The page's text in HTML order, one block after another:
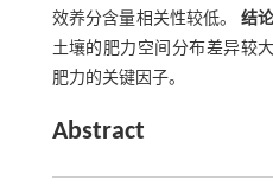
效养分含量相关性较低。 结
土壤的肥力空间分布差异较
肥力的关键因子。
Abstract